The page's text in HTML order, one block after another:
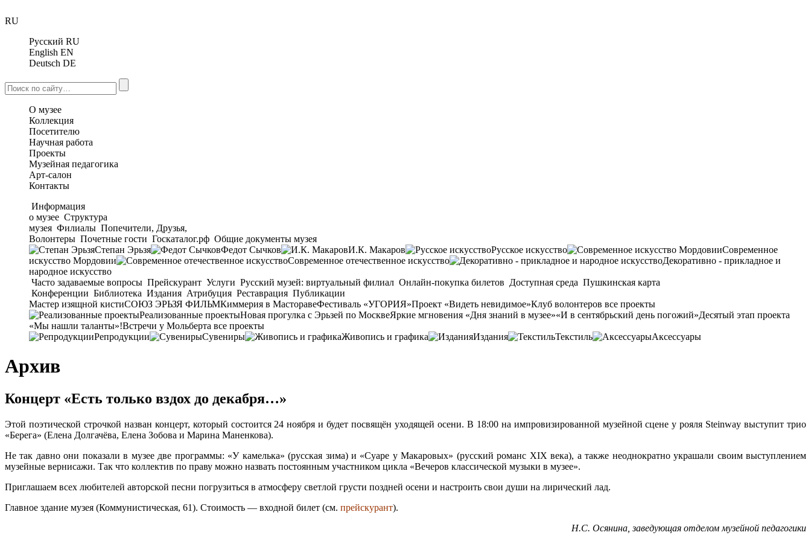
RU
Русский RU
English EN
Deutsch DE
О музее
Коллекция
Посетителю
Научная работа
Проекты
Музейная педагогика
Арт-салон
Контакты
Информация
о музее Структура
музея Филиалы Попечители, Друзья,
Волонтеры Почетные гости Госкаталог.рф Общие документы музея
Степан Эрьзя
Федот Сычков И.К. Макаров Русское искусство
Современное
искусство Мордовии
Современное отечественное искусство
Декоративно - прикладное и
народное искусство
Часто задаваемые вопросы Прейскурант Услуги Русский музей: виртуальный филиал Онлайн-покупка билетов Доступная среда Пушкинская карта
Конференции Библиотека Издания Атрибуция Реставрация Публикации
Мастер изящной кистиСОЮЗ ЭРЬЗЯ ФИЛЬМКиммерия в МасторавеФестиваль «УГОРИЯ»Проект «Видеть невидимое»Клуб волонтеров все проекты
Реализованные проектыНовая прогулка с Эрьзей по МосквеЯркие мгновения «Дня знаний в музее»«И в сентябрьский день погожий»Десятый этап проекта
«Мы нашли таланты»!Встречи у Мольберта все проекты
Репродукции
Сувениры Живопись и графика Издания Текстиль Аксессуары
Архив
Концерт «Есть только вздох до декабря…»
Этой поэтической строчкой назван концерт, который состоится 24 ноября и будет посвящён уходящей осени. В 18:00 на импровизированной музейной сцене у рояля Steinway выступит трио
«Берега» (Елена Долгачёва, Елена Зобова и Марина Маненкова).
Не так давно они показали в музее две программы: «У камелька» (русская зима) и «Суаре у Макаровых» (русский романс XIX века), а также неоднократно украшали своим выступлением
музейные вернисажи. Так что коллектив по праву можно назвать постоянным участником цикла «Вечеров классической музыки в музее».
Приглашаем всех любителей авторской песни погрузиться в атмосферу светлой грусти поздней осени и настроить свои души на лирический лад.
Главное здание музея (Коммунистическая, 61). Стоимость — входной билет (см. прейскурант).
Н.С. Осянина, заведующая отделом музейной педагогики